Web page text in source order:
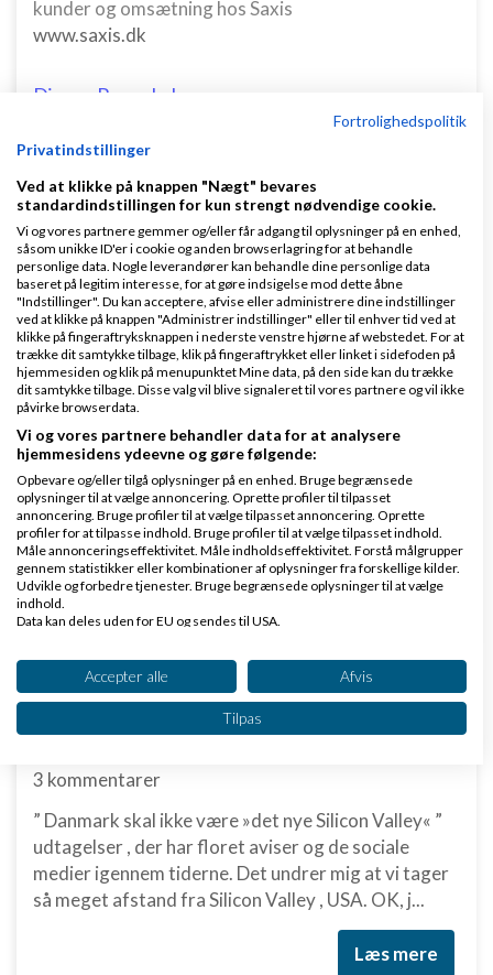
kunder og omsætning hos Saxis
www.saxis.dk
Dinero Regnskabsprogram
Lav gratis bruger på Dinero i dag
www.dinero.dk
Nye ekspertblog-indlæg om Netværk & ledelse
De 3 vigtigste områder i din markedsføring, du er nødt til at have styr på
afLise Halskov|2.716 visninger|1 kommentarer
Hvis du står med en ret ny virksomhed, kan du nemt
stå i den situation, at du taber overblikket.
Mulighederne er uendelige, og det skorter ikke gå
gode råd fra alle mulige kanter om, hvad der virker.
...
Læs mere
Danmark er en funktionær nation!
3 kommentarer
” Danmark skal ikke være »det nye Silicon Valley« ”
udtagelser , der har floret aviser og de sociale
medier igennem tiderne. Det undrer mig at vi tager
så meget afstand fra Silicon Valley , USA. OK, j...
Læs mere
Fortrolighedspolitik
Privatindstillinger
Ved at klikke på knappen "Nægt" bevares
standardindstillingen for kun strengt nødvendige cookie.
Vi og vores partnere gemmer og/eller får adgang til oplysninger på en enhed,
såsom unikke ID'er i cookie og anden browserlagring for at behandle
personlige data. Nogle leverandører kan behandle dine personlige data
baseret på legitim interesse, for at gøre indsigelse mod dette åbne
"Indstillinger". Du kan acceptere, afvise eller administrere dine indstillinger
ved at klikke på knappen "Administrer indstillinger" eller til enhver tid ved at
klikke på fingeraftryksknappen i nederste venstre hjørne af webstedet. For at
trække dit samtykke tilbage, klik på fingeraftrykket eller linket i sidefoden på
hjemmesiden og klik på menupunktet Mine data, på den side kan du trække
dit samtykke tilbage. Disse valg vil blive signaleret til vores partnere og vil ikke
påvirke browserdata.
Vi og vores partnere behandler data for at analysere
hjemmesidens ydeevne og gøre følgende:
Opbevare og/eller tilgå oplysninger på en enhed. Bruge begrænsede
oplysninger til at vælge annoncering. Oprette profiler til tilpasset
annoncering. Bruge profiler til at vælge tilpasset annoncering. Oprette
profiler for at tilpasse indhold. Bruge profiler til at vælge tilpasset indhold.
Måle annonceringseffektivitet. Måle indholdseffektivitet. Forstå målgrupper
gennem statistikker eller kombinationer af oplysninger fra forskellige kilder.
Udvikle og forbedre tjenester. Bruge begrænsede oplysninger til at vælge
indhold.
Data kan deles uden for EU og sendes til USA.
Se partnerliste (2 IAB-leverandører)
Vi bruger dine data til følgende formål:
IAB's behandlingsformål:
enhed
Bruge begrænsede oplysninger til at vælge
annoncering
Oprette profiler til tilpasset annoncering
Accepter alle Afvis
Tilpas